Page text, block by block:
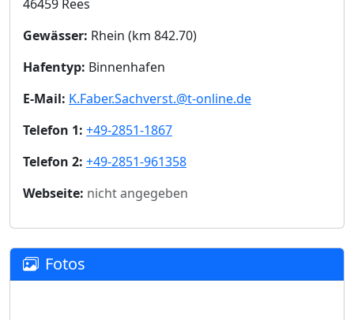
46459 Rees
Gewässer: Rhein (km 842.70)
Hafentyp: Binnenhafen
E-Mail: K.Faber.Sachverst.@t-online.de
Telefon 1: +49-2851-1867
Telefon 2: +49-2851-961358
Webseite: nicht angegeben
Fotos